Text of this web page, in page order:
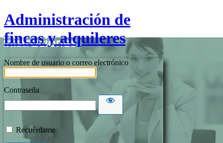
Administración de
fincas y alquileres
Nombre de usuario o correo electrónico
Contraseña
Recuérdame